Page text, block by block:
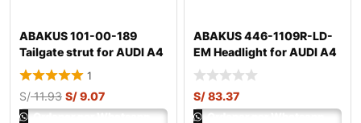
ABAKUS 101-00-189
Tailgate strut for AUDI A4
B7 Avant (8
1
S/11.93 S/9.07
Ordenar por Whatsapp
ABAKUS 446-1109R-LD-
EM Headlight for AUDI A4
S/83.37
Ordenar por Whatsapp